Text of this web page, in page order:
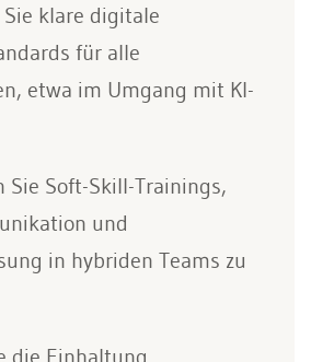
klare digitale
für alle
etwa im Umgang mit KI-
Sie Soft-Skill-Trainings,
und
in hybriden Teams zu
die Einhaltung